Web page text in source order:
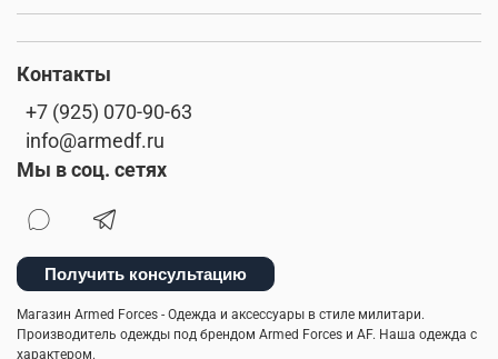
Контакты
+7 (925) 070-90-63
info@armedf.ru
Мы в соц. сетях
Получить консультацию
Магазин Armed Forces - Одежда и аксессуары в стиле милитари.
Производитель одежды под брендом Armed Forces и AF. Наша одежда с
характером.